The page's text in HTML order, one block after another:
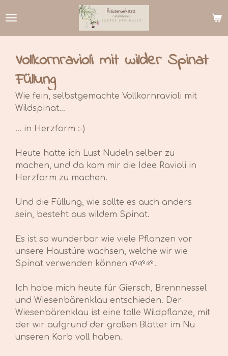
Hauptinhalt
springen
Vollkornravioli mit wilder Spinat
Füllung
Wie fein, selbstgemachte Vollkornravioli mit
Wildspinat...
... in Herzform :-)
Heute hatte ich Lust Nudeln selber zu
machen, und da kam mir die Idee Ravioli in
Herzform zu machen.
Und die Füllung, wie sollte es auch anders
sein, besteht aus wildem Spinat.
Es ist so wunderbar wie viele Pflanzen vor
unsere Haustüre wachsen, welche wir wie
Spinat verwenden können 🌱🌱🌱.
Ich habe mich heute für Giersch, Brennnessel
und Wiesenbärenklau entschieden. Der
Wiesenbärenklau ist eine tolle Wildpflanze, mit
der wir aufgrund der großen Blätter im Nu
unseren Korb voll haben.